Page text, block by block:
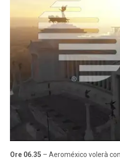
Ore 06.35 – Aeroméxico volerà